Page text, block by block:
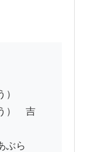
）　吉
ぶら